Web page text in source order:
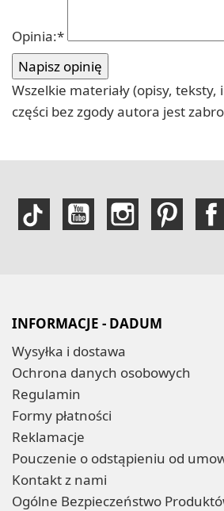
Opinia:*
Wszelkie materiały (opisy,
części bez zgody autora jest
INFORMACJE - DADUM
Wysyłka i dostawa
Ochrona danych osobowych
Regulamin
Formy płatności
Reklamacje
Pouczenie o odstąpieniu od
Kontakt z nami
Ogólne Bezpieczeństwo